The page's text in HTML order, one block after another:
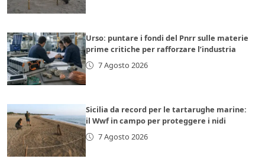
Urso: puntare i fondi del Pnrr sulle materie
prime critiche per rafforzare l’industria
7 Agosto 2026
Sicilia da record per le tartarughe marine:
il Wwf in campo per proteggere i nidi
7 Agosto 2026